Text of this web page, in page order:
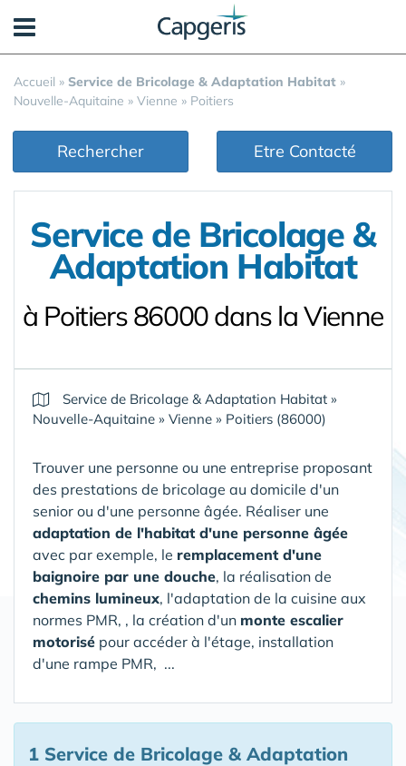
Accueil » Service de Bricolage & Adaptation Habitat »
Nouvelle-Aquitaine » Vienne » Poitiers
Rechercher Etre Contacté
Service de Bricolage &
Adaptation Habitat
à Poitiers 86000 dans la Vienne
Service de Bricolage & Adaptation Habitat »
Nouvelle-Aquitaine » Vienne » Poitiers (86000)
Trouver une personne ou une entreprise proposant
des prestations de bricolage au domicile d'un
senior ou d'une personne âgée. Réaliser une
adaptation de l'habitat d'une personne âgée
avec par exemple, le remplacement d'une
baignoire par une douche, la réalisation de
chemins lumineux, l'adaptation de la cuisine aux
normes PMR, , la création d'un monte escalier
motorisé pour accéder à l'étage, installation
d'une rampe PMR, ...
1 Service de Bricolage & Adaptation